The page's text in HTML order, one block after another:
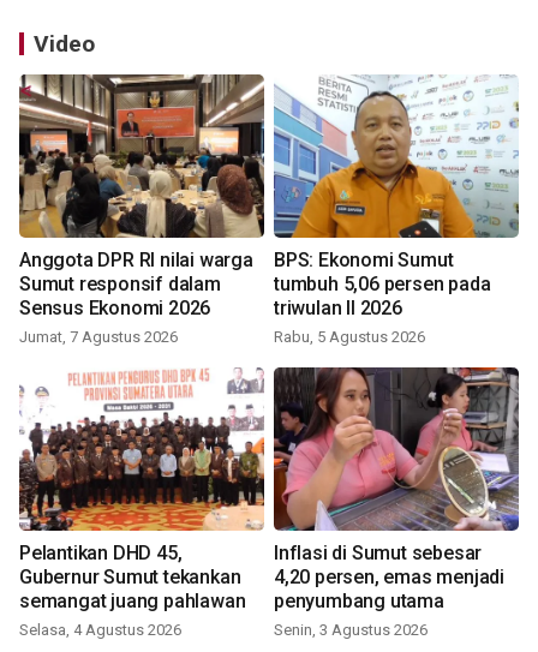
Video
Anggota DPR RI nilai warga
Sumut responsif dalam
Sensus Ekonomi 2026
Jumat, 7 Agustus 2026
BPS: Ekonomi Sumut
tumbuh 5,06 persen pada
triwulan II 2026
Rabu, 5 Agustus 2026
Pelantikan DHD 45,
Gubernur Sumut tekankan
semangat juang pahlawan
Selasa, 4 Agustus 2026
Inflasi di Sumut sebesar
4,20 persen, emas menjadi
penyumbang utama
Senin, 3 Agustus 2026